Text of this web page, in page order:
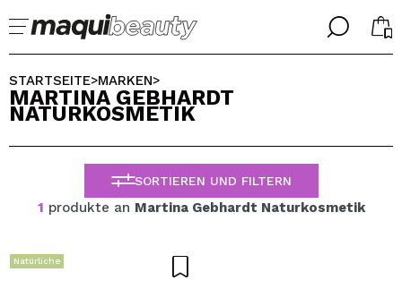
╳
Ich bin bereits #maquilover, ich habe ein Konto
WILLKOMMEN!
╳
WÄHLE DEINE SPRACHE
ESPAÑOL
ENGLISH
FRANCES
ITALIANO
STARTSEITE>MARKEN>
MARTINA GEBHARDT
NATURKOSMETIK
SORTIEREN UND FILTERN
1 produkte an Martina Gebhardt Naturkosmetik
Natürliche